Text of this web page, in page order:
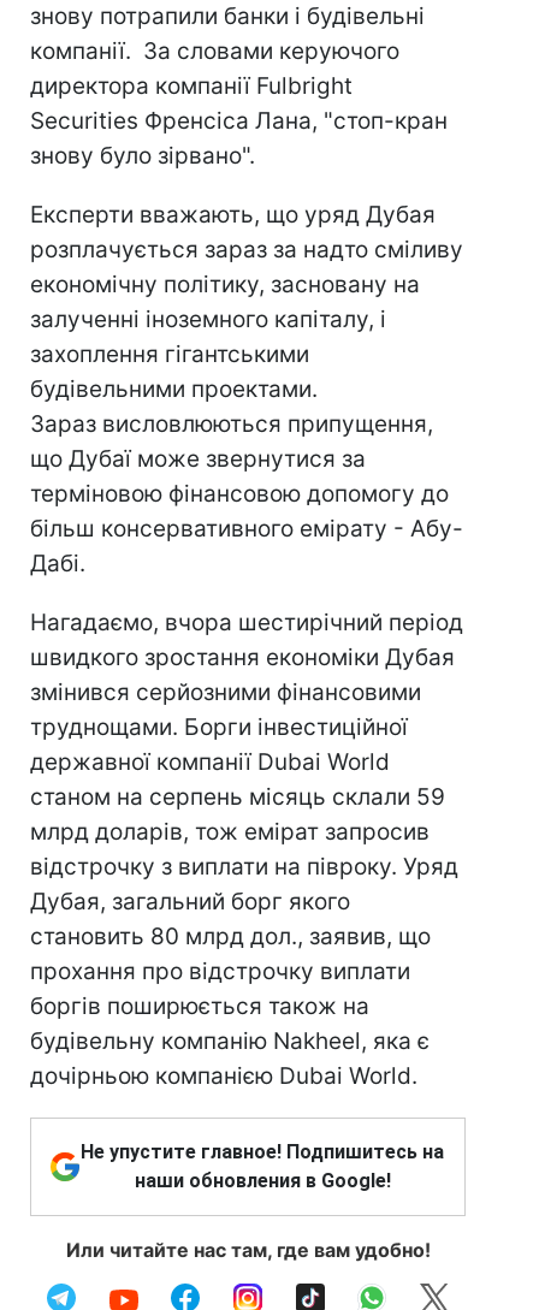
знову потрапили банки і будівельні
компанії. За словами керуючого
директора компанії Fulbright
Securities Френсіса Лана, "стоп-кран
знову було зірвано".
Експерти вважають, що уряд Дубая
розплачується зараз за надто сміливу
економічну політику, засновану на
залученні іноземного капіталу, і
захоплення гігантськими
будівельними проектами.
Зараз висловлюються припущення,
що Дубаї може звернутися за
терміновою фінансовою допомогу до
більш консервативного емірату - Абу-
Дабі.
Нагадаємо, вчора шестирічний період
швидкого зростання економіки Дубая
змінився серйозними фінансовими
труднощами. Борги інвестиційної
державної компанії Dubai World
станом на серпень місяць склали 59
млрд доларів, тож емірат запросив
відстрочку з виплати на півроку. Уряд
Дубая, загальний борг якого
становить 80 млрд дол., заявив, що
прохання про відстрочку виплати
боргів поширюється також на
будівельну компанію Nakheel, яка є
дочірньою компанією Dubai World.
Не упустите главное! Подпишитесь на
наши обновления в Google!
Или читайте нас там, где вам удобно!